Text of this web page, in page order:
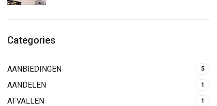
Categories
AANBIEDINGEN 5
AANDELEN 1
AFVALLEN 1